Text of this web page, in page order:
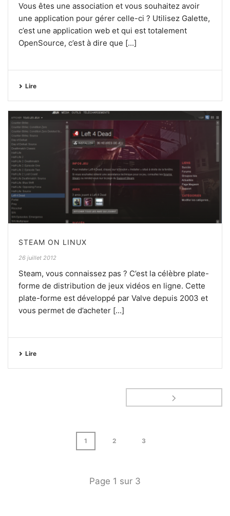
Vous êtes une association et vous souhaitez avoir
une application pour gérer celle-ci ? Utilisez Galette,
c’est une application web et qui est totalement
OpenSource, c’est à dire que [...]
Lire
STEAM ON LINUX
26 juillet 2012
Steam, vous connaissez pas ? C’est la célèbre plate-
forme de distribution de jeux vidéos en ligne. Cette
plate-forme est développé par Valve depuis 2003 et
vous permet de d’acheter [...]
Lire
1 2 3
Page 1 sur 3